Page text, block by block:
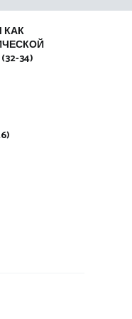
34)